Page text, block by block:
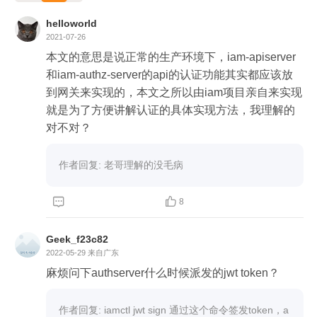
helloworld
2021-07-26
本文的意思是说正常的生产环境下，iam-apiserver
和iam-authz-server的api的认证功能其实都应该放
到网关来实现的，本文之所以由iam项目亲自来实现
就是为了方便讲解认证的具体实现方法，我理解的
对不对？
作者回复: 老哥理解的没毛病
  8
Geek_f23c82
2022-05-29 来自广东
麻烦问下authserver什么时候派发的jwt token？
作者回复: iamctl jwt sign 通过这个命令签发token，a